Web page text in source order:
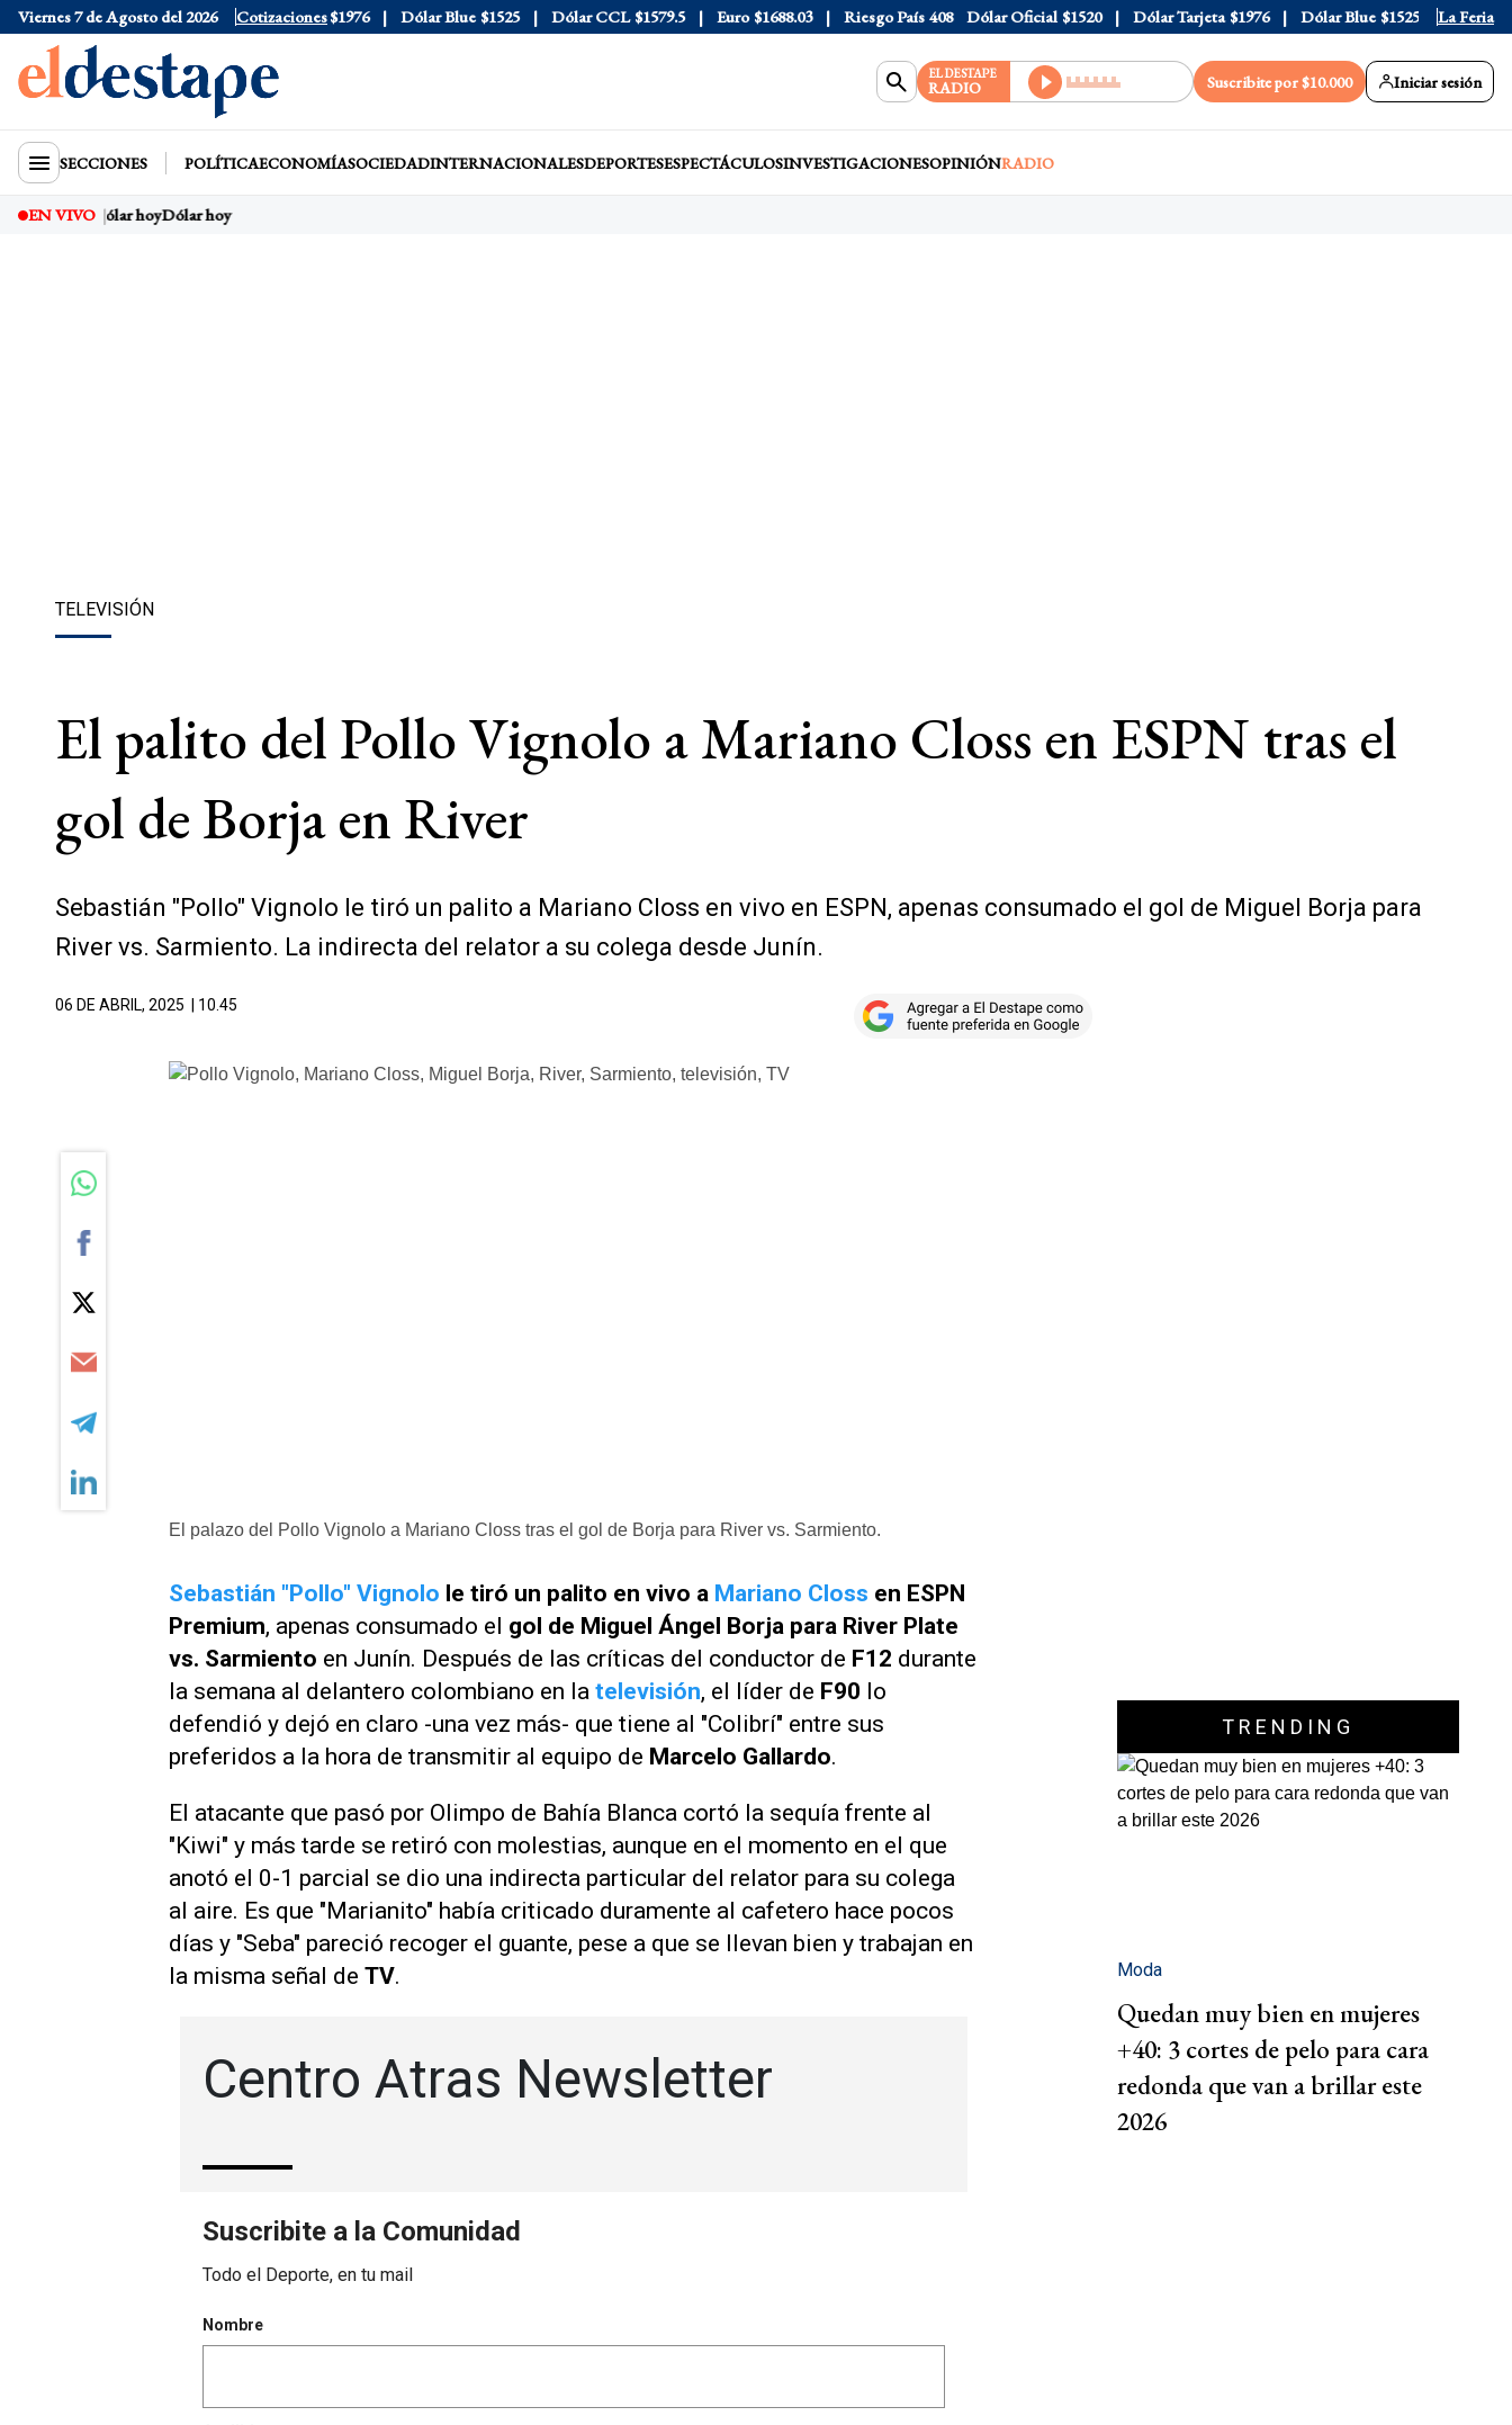
Viernes 7 de Agosto del 2026 Cotizaciones
Dólar Oficial $1520 Dólar Tarjeta $1976 Dólar Blue $1525 Dólar CCL $1579.5 Euro $1688.03 Riesgo País 408 Dólar Oficial $1520 Dólar Tarjeta $1976 Dólar Blue $1525 Dólar CCL
La Feria
EL DESTAPE
RADIO Suscribite por $10.000 Iniciar sesión
SECCIONES POLÍTICAECONOMÍASOCIEDADINTERNACIONALESDEPORTESESPECTÁCULOSINVESTIGACIONESOPINIÓNRADIO
EN VIVODólar hoyDólar hoy
TELEVISIÓN
El palito del Pollo Vignolo a Mariano Closs en ESPN tras el
gol de Borja en River
Sebastián "Pollo" Vignolo le tiró un palito a Mariano Closs en vivo en ESPN, apenas consumado el gol de Miguel Borja para
River vs. Sarmiento. La indirecta del relator a su colega desde Junín.
06 DE ABRIL, 2025 | 10.45
El palazo del Pollo Vignolo a Mariano Closs tras el gol de Borja para River vs. Sarmiento.
Sebastián "Pollo" Vignolo le tiró un palito en vivo a Mariano Closs en ESPN
Premium, apenas consumado el gol de Miguel Ángel Borja para River Plate
vs. Sarmiento en Junín. Después de las críticas del conductor de F12 durante
la semana al delantero colombiano en la televisión, el líder de F90 lo
defendió y dejó en claro -una vez más- que tiene al "Colibrí" entre sus
preferidos a la hora de transmitir al equipo de Marcelo Gallardo.
El atacante que pasó por Olimpo de Bahía Blanca cortó la sequía frente al
"Kiwi" y más tarde se retiró con molestias, aunque en el momento en el que
anotó el 0-1 parcial se dio una indirecta particular del relator para su colega
al aire. Es que "Marianito" había criticado duramente al cafetero hace pocos
días y "Seba" pareció recoger el guante, pese a que se llevan bien y trabajan en
la misma señal de TV.
TRENDING
Moda
Quedan muy bien en mujeres
+40: 3 cortes de pelo para cara
redonda que van a brillar este
2026